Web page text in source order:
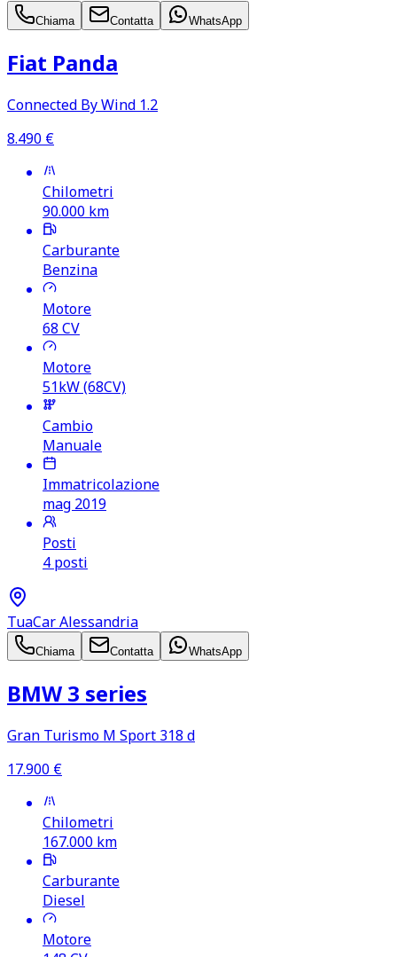
Chiama Contatta WhatsApp
Fiat Panda
Connected By Wind 1.2
8.490 €
Chilometri
90.000 km
Carburante
Benzina
Motore
68 CV
Motore
51kW (68CV)
Cambio
Manuale
Immatricolazione
mag 2019
Posti
4 posti
TuaCar Alessandria
Chiama Contatta WhatsApp
BMW 3 series
Gran Turismo M Sport 318 d
17.900 €
Chilometri
167.000 km
Carburante
Diesel
Motore